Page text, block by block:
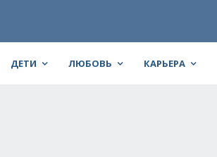
ДЕТИ ЛЮБОВЬ КАРЬЕРА